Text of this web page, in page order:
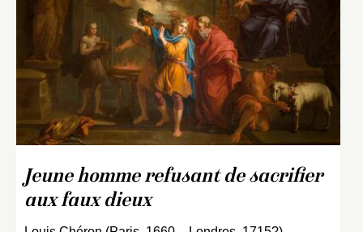
Jeune homme refusant de sacrifier
aux faux dieux